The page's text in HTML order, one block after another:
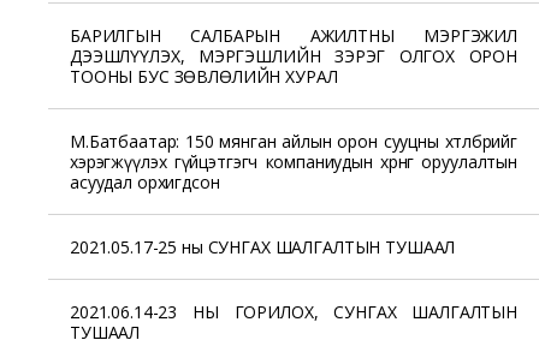
БАРИЛГЫН САЛБАРЫН АЖИЛТНЫ МЭРГЭЖИЛ
ДЭЭШЛҮҮЛЭХ, МЭРГЭШЛИЙН ЗЭРЭГ ОЛГОХ ОРОН
ТООНЫ БУС ЗӨВЛӨЛИЙН ХУРАЛ
М.Батбаатар: 150 мянган айлын орон сууцны хөтөлбөрийг
хэрэгжүүлэх гүйцэтгэгч компаниудын хөрөнгө оруулалтын
асуудал орхигдсон
2021.05.17-25 ны СУНГАХ ШАЛГАЛТЫН ТУШААЛ
2021.06.14-23 НЫ ГОРИЛОХ, СУНГАХ ШАЛГАЛТЫН
ТУШААЛ